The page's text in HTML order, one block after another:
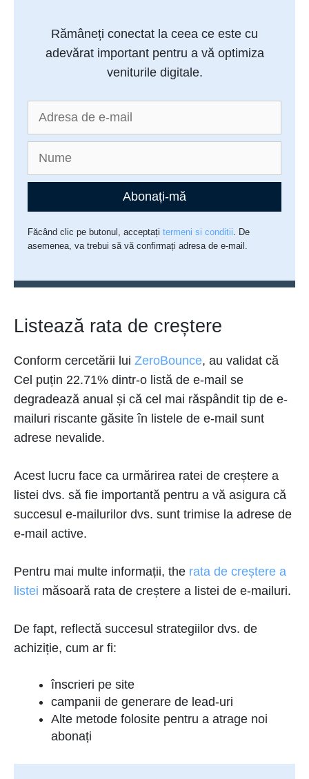
Rămâneți conectat la ceea ce este cu
adevărat important pentru a vă optimiza
veniturile digitale.
Abonați-mă
Făcând clic pe butonul, acceptațitermeni si conditii . De
asemenea, va trebui să vă confirmați adresa de e-mail.
Listează rata de creștere
Conform cercetării lui ZeroBounce, au validat că
Cel puțin 22.71% dintr-o listă de e-mail se
degradează anual și că cel mai răspândit tip de e-
mailuri riscante găsite în listele de e-mail sunt
adrese nevalide.
Acest lucru face ca urmărirea ratei de creștere a
listei dvs. să fie importantă pentru a vă asigura că
succesul e-mailurilor dvs. sunt trimise la adrese de
e-mail active.
Pentru mai multe informații, the rata de creștere a
listei măsoară rata de creștere a listei de e-mailuri.
De fapt, reflectă succesul strategiilor dvs. de
achiziție, cum ar fi:
înscrieri pe site
campanii de generare de lead-uri
Alte metode folosite pentru a atrage noi
abonați